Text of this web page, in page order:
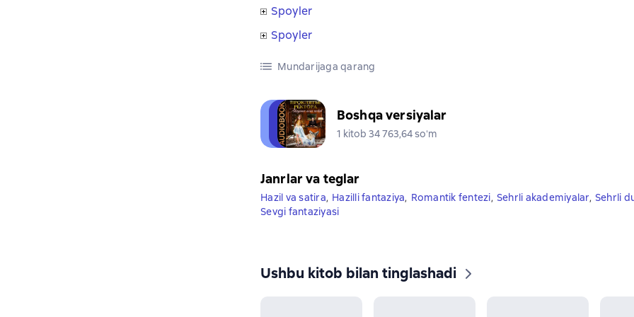
Spoyler
Spoyler
Mundarijaga qarang
Boshqa versiyalar
1 kitob 34 763,64 soʻm
Janrlar va teglar
Hazil va satira, Hazilli fantaziya, Romantik fentezi, Sehrli akademiyalar, Sehrli
Sevgi fantaziyasi
Ushbu kitob bilan tinglashadi